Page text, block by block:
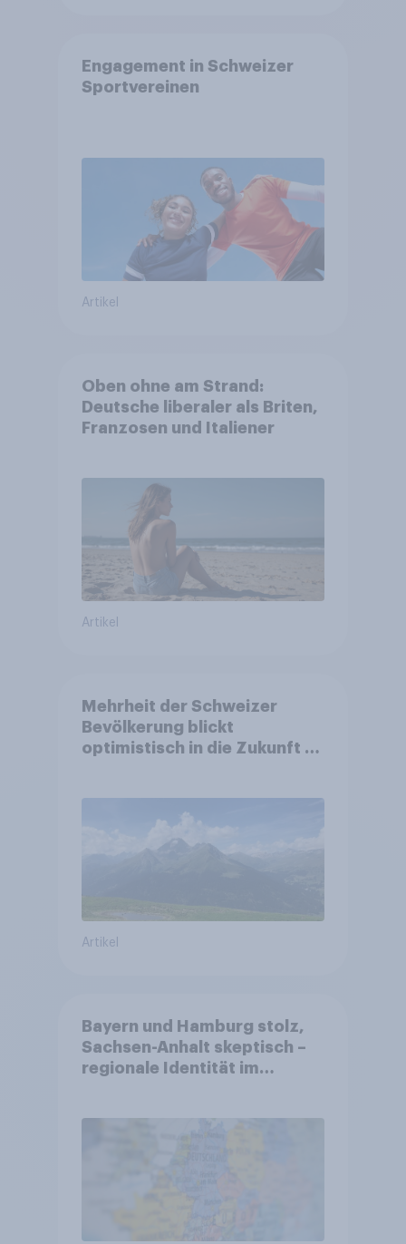
Engagement in Schweizer
Sportvereinen
Artikel
Oben ohne am Strand:
Deutsche liberaler als Briten,
Franzosen und Italiener
Artikel
Mehrheit der Schweizer
Bevölkerung blickt
optimistisch in die Zukunft –
Altersvorsorge
Artikel
Bayern und Hamburg stolz,
Sachsen-Anhalt skeptisch –
regionale Identität im